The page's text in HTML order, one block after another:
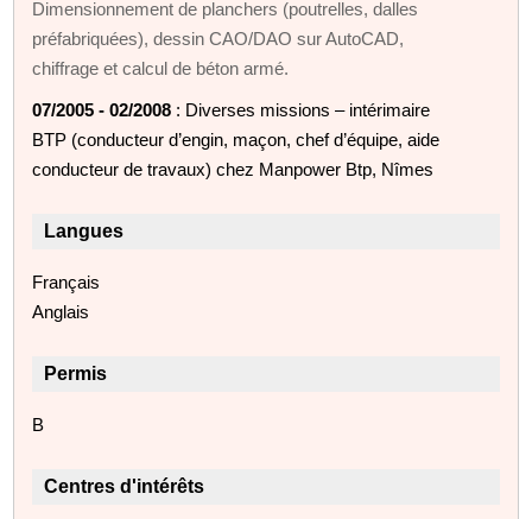
Dimensionnement de planchers (poutrelles, dalles
préfabriquées), dessin CAO/DAO sur AutoCAD,
chiffrage et calcul de béton armé.
07/2005 - 02/2008 : Diverses missions – intérimaire
BTP (conducteur d’engin, maçon, chef d’équipe, aide
conducteur de travaux) chez Manpower Btp, Nîmes
Langues
Français
Anglais
Permis
B
Centres d'intérêts